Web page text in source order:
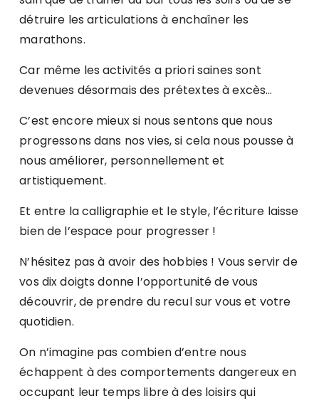
détruire les articulations à enchaîner les
marathons.
Car même les activités a priori saines sont
devenues désormais des prétextes à excès…
C’est encore mieux si nous sentons que nous
progressons dans nos vies, si cela nous pousse à
nous améliorer, personnellement et
artistiquement.
Et entre la calligraphie et le style, l’écriture laisse
bien de l’espace pour progresser !
N’hésitez pas à avoir des hobbies ! Vous servir de
vos dix doigts donne l’opportunité de vous
découvrir, de prendre du recul sur vous et votre
quotidien.
On n’imagine pas combien d’entre nous
échappent à des comportements dangereux en
occupant leur temps libre à des loisirs qui